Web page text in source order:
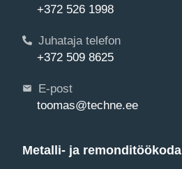
+372 526 1998
Juhataja telefon
+372 509 8625
E-post
toomas@techne.ee
Metalli- ja remonditöökoda